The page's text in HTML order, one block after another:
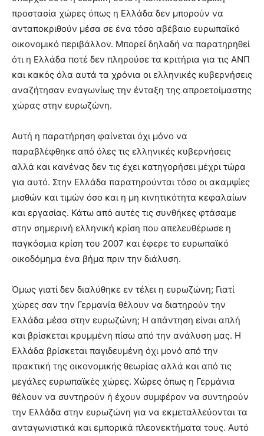
προστασία χώρες όπως η Ελλάδα δεν μπορούν να
ανταποκριθούν μέσα σε ένα τόσο αβέβαιο ευρωπαϊκό
οικονομικό περιβάλλον. Μπορεί δηλαδή να παρατηρηθεί
ότι η Ελλάδα ποτέ δεν πληρούσε τα κριτήρια για τις ΑΝΠ
και κακός όλα αυτά τα χρόνια οι ελληνικές κυβερνήσεις
αναζήτησαν εναγωνίως την ένταξη της απροετοίμαστης
χώρας στην ευρωζώνη.
Αυτή η παρατήρηση φαίνεται όχι μόνο να
παραβλέφθηκε από όλες τις ελληνικές κυβερνήσεις
αλλά και κανένας δεν τις έχει κατηγορήσει μέχρι τώρα
για αυτό. Στην Ελλάδα παρατηρούνται τόσο οι ακαμψίες
μισθών και τιμών όσο και η μη κινητικότητα κεφαλαίων
και εργασίας. Κάτω από αυτές τις συνθήκες φτάσαμε
στην σημερινή ελληνική κρίση που απελευθέρωσε η
παγκόσμια κρίση του 2007 και έφερε το ευρωπαϊκό
οικοδόμημα ένα βήμα πριν την διάλυση.
Όμως γιατί δεν διαλύθηκε εν τέλει η ευρωζώνη; Γιατί
χώρες σαν την Γερμανία θέλουν να διατηρούν την
Ελλάδα μέσα στην ευρωζώνη; Η απάντηση είναι απλή
και βρίσκεται κρυμμένη πίσω από την ανάλυση μας. Η
Ελλάδα βρίσκεται παγιδευμένη όχι μονό από την
πρακτική της οικονομικής θεωρίας αλλά και από τις
μεγάλες ευρωπαϊκές χώρες. Χώρες όπως η Γερμάνια
θέλουν να συντηρούν ή έχουν συμφέρον να συντηρούν
την Ελλάδα στην ευρωζώνη για να εκμεταλλεύονται τα
ανταγωνιστικά και εμπορικά πλεονεκτήματα τους. Αυτό